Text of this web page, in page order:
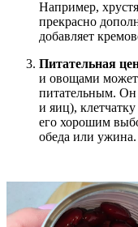
Например,
прекрасно
добавляет
Питательная
и овощами
питательным. Он
и яиц),
его хорошим
обеда или ужина.